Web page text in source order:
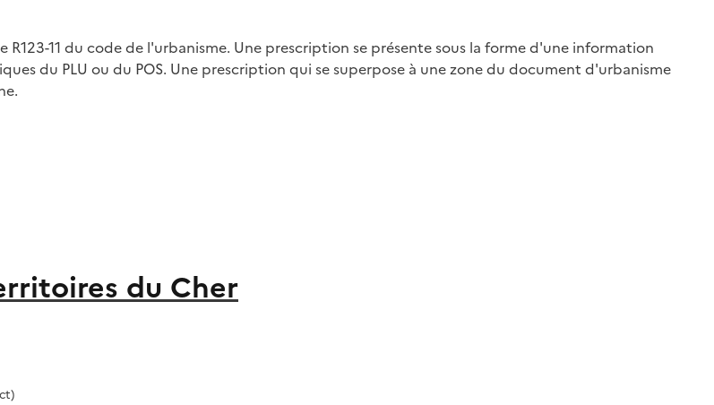
11 du code de l'urbanisme. Une prescription se présente sous la forme d'une information
du PLU ou du POS. Une prescription qui se superpose à une zone du document d'urbanisme
du Cher